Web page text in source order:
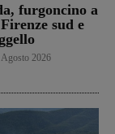
furgoncino a
sud e
Agosto 2026